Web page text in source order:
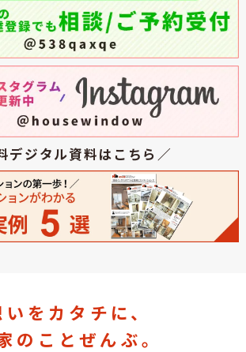
デジタル資料はこちら／
いをカタチに、
のことぜんぶ。